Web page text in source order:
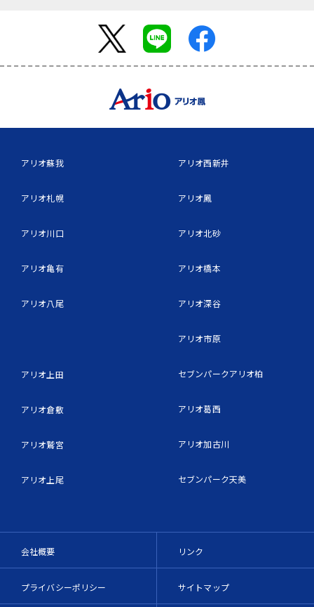
アリオ蘇我
アリオ札幌
アリオ川口
アリオ亀有
アリオ八尾
アリオ上田
アリオ倉敷
アリオ鷲宮
アリオ上尾
アリオ西新井
アリオ鳳
アリオ北砂
アリオ橋本
アリオ深谷
アリオ市原
セブンパークアリオ柏
アリオ葛西
アリオ加古川
セブンパーク天美
会社概要
プライバシーポリシー
リンク
サイトマップ